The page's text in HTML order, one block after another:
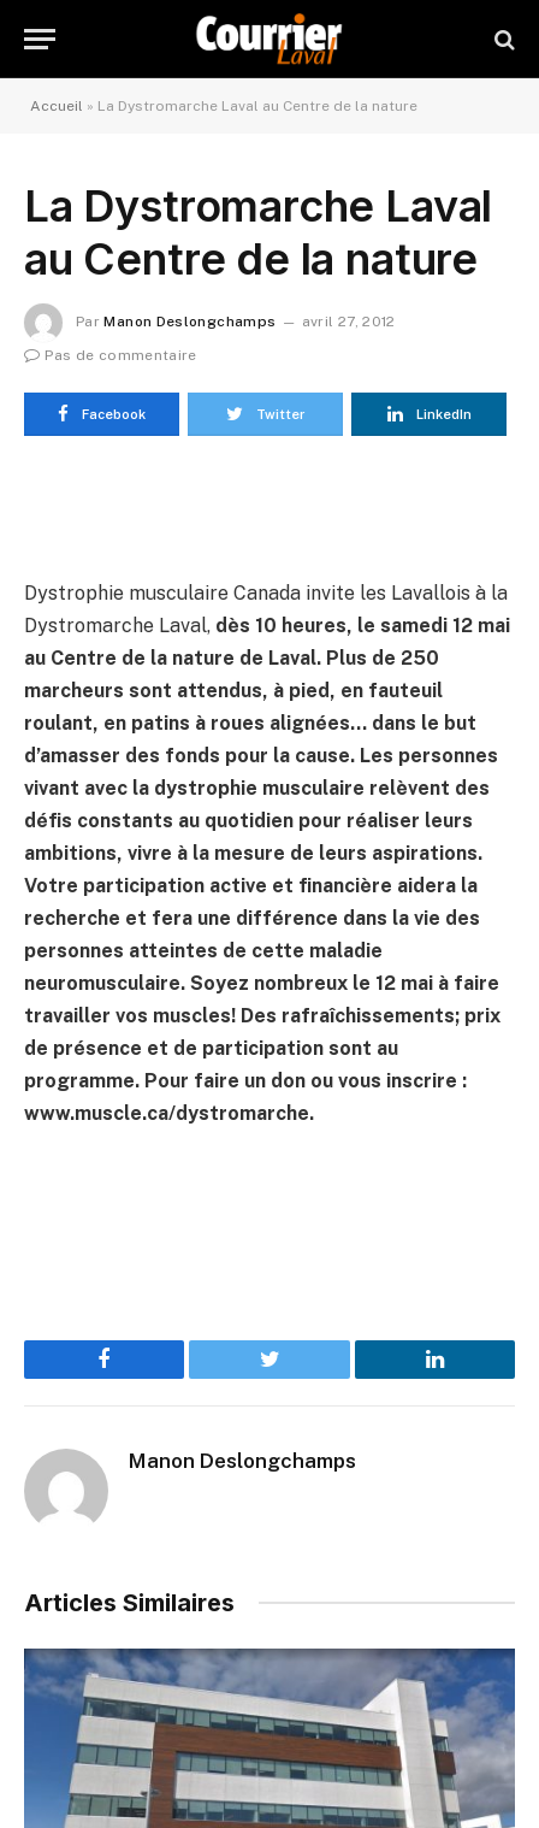
Accueil » La Dystromarche Laval au Centre de la nature
La Dystromarche Laval
au Centre de la nature
Par Manon Deslongchamps
avril 27, 2012
Pas de commentaire
Facebook Twitter LinkedIn
Dystrophie musculaire Canada invite les Lavallois à la
Dystromarche Laval, dès 10 heures, le samedi 12 mai
au Centre de la nature de Laval. Plus de 250
marcheurs sont attendus, à pied, en fauteuil
roulant, en patins à roues alignées… dans le but
d’amasser des fonds pour la cause. Les personnes
vivant avec la dystrophie musculaire relèvent des
défis constants au quotidien pour réaliser leurs
ambitions, vivre à la mesure de leurs aspirations.
Votre participation active et financière aidera la
recherche et fera une différence dans la vie des
personnes atteintes de cette maladie
neuromusculaire. Soyez nombreux le 12 mai à faire
travailler vos muscles! Des rafraîchissements; prix
de présence et de participation sont au
programme. Pour faire un don ou vous inscrire :
www.muscle.ca/dystromarche.
Facebook Twitter LinkedIn
Manon Deslongchamps
Articles Similaires